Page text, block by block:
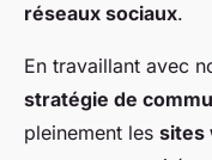
réseaux sociaux.
En travaillant avec
stratégie de
pleinement les sites